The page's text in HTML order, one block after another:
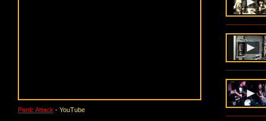
Panic Attack - YouTube